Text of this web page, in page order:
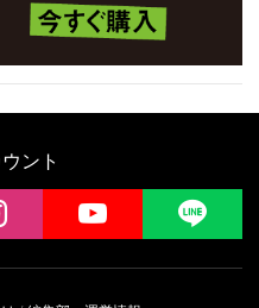
ント
instagram YouTube